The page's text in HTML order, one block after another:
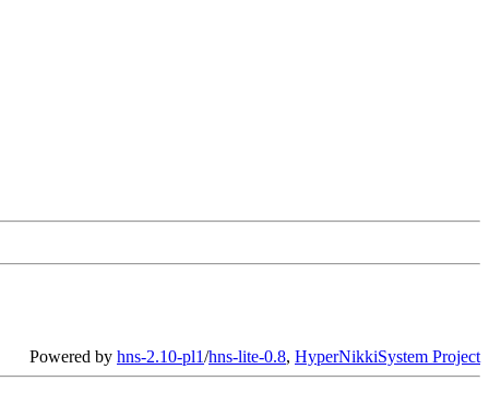
Powered by hns-2.10-pl1/hns-lite-0.8, HyperNikkiSystem Project